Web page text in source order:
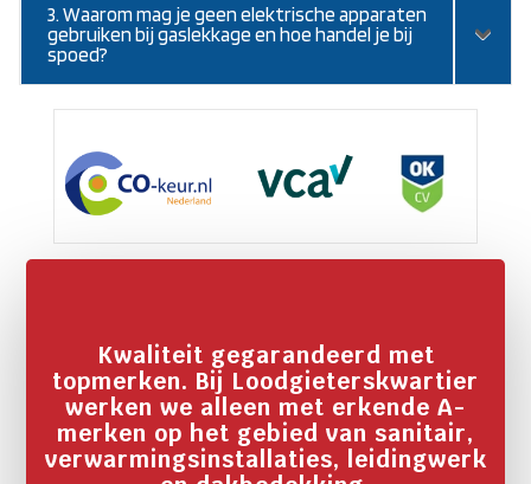
3. Waarom mag je geen elektrische apparaten
gebruiken bij gaslekkage en hoe handel je bij
spoed?
Kwaliteit gegarandeerd met
topmerken. Bij Loodgieterskwartier
werken we alleen met erkende A-
merken op het gebied van sanitair,
verwarmingsinstallaties, leidingwerk